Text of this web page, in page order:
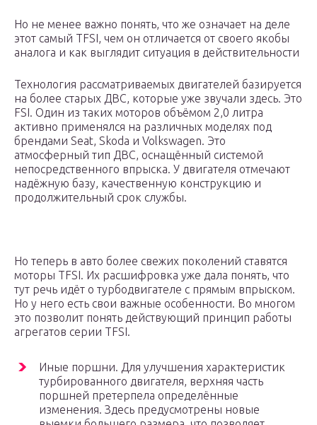
Но не менее важно понять, что же означает на деле
этот самый TFSI, чем он отличается от своего якобы
аналога и как выглядит ситуация в действительности
Технология рассматриваемых двигателей базируется
на более старых ДВС, которые уже звучали здесь. Это
FSI. Один из таких моторов объёмом 2,0 литра
активно применялся на различных моделях под
брендами Seat, Skoda и Volkswagen. Это
атмосферный тип ДВС, оснащённый системой
непосредственного впрыска. У двигателя отмечают
надёжную базу, качественную конструкцию и
продолжительный срок службы.
Но теперь в авто более свежих поколений ставятся
моторы TFSI. Их расшифровка уже дала понять, что
тут речь идёт о турбодвигателе с прямым впрыском.
Но у него есть свои важные особенности. Во многом
это позволит понять действующий принцип работы
агрегатов серии TFSI.
Иные поршни. Для улучшения характеристик
турбированного двигателя, верхняя часть
поршней претерпела определённые
изменения. Здесь предусмотрены новые